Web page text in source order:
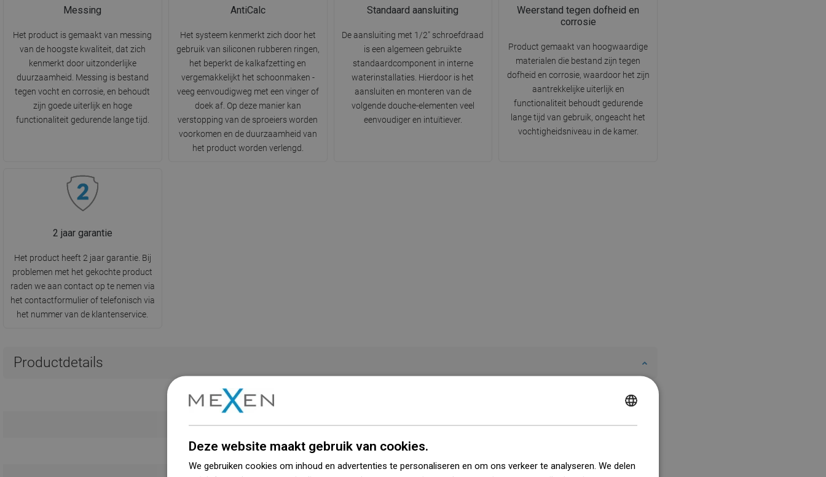
Messing
Het product is gemaakt van messing
van de hoogste kwaliteit, dat zich
kenmerkt door uitzonderlijke
duurzaamheid. Messing is bestand
tegen vocht en corrosie, en behoudt
zijn goede uiterlijk en hoge
functionaliteit gedurende lange tijd.
AntiCalc
Het systeem kenmerkt zich door het
gebruik van siliconen rubberen ringen,
het beperkt de kalkafzetting en
vergemakkelijkt het schoonmaken -
veeg eenvoudigweg met een vinger of
doek af. Op deze manier kan
verstopping van de sproeiers worden
voorkomen en de duurzaamheid van
het product worden verlengd.
Standaard aansluiting
De aansluiting met 1/2" schroefdraad
is een algemeen gebruikte
standaardcomponent in interne
waterinstallaties. Hierdoor is het
aansluiten en monteren van de
volgende douche-elementen veel
eenvoudiger en intuïtiever.
Weerstand tegen dofheid en
corrosie
Product gemaakt van hoogwaardige
materialen die bestand zijn tegen
dofheid en corrosie, waardoor het zijn
aantrekkelijke uiterlijk en
functionaliteit behoudt gedurende
lange tijd van gebruik, ongeacht het
vochtigheidsniveau in de kamer.
2 jaar garantie
Het product heeft 2 jaar garantie. Bij
problemen met het gekochte product
raden we aan contact op te nemen via
het contactformulier of telefonisch via
het nummer van de klantenservice.
Productdetails
Vorm Vierkant
Montage Inbouw
Deze website maakt gebruik van cookies.
We gebruiken cookies om inhoud en advertenties te personaliseren en om ons verkeer te analyseren. We delen